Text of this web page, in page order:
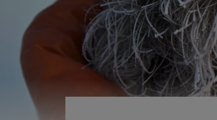
Handschuhe
Erfahre mehr über die
GORE‑TEX® Produkte mit ePE
Membran.
Testverfahren
Bekleidung im Test
Schuhe im Test